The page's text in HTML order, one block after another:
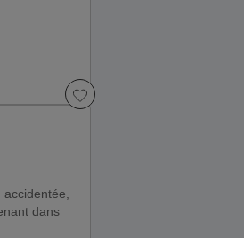
dans